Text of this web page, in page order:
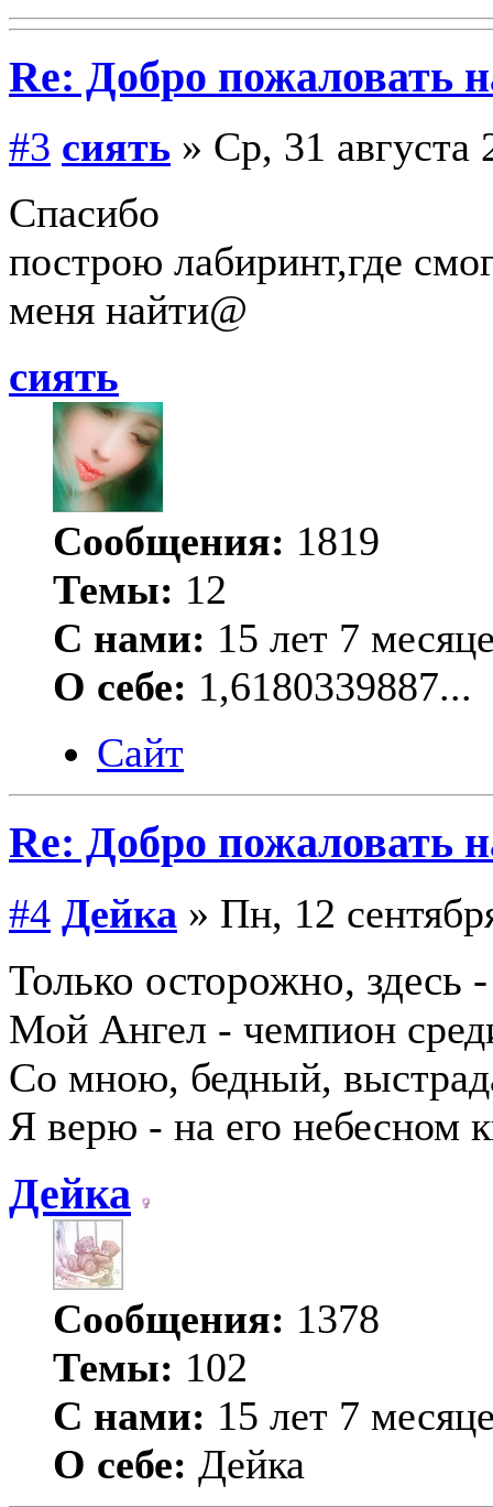
Re: Добро пожаловать
#3 сиять » Ср, 31 августа
Спасибо
построю лабиринт,где
меня найти@
сиять
Сообщения: 1819
Темы: 12
С нами: 15 лет 7
О себе: 1,6180339887...
Сайт
Re: Добро пожаловать
#4 Дейка » Пн, 12
Только осторожно, здесь
Мой Ангел - чемпион
Со мною, бедный,
Я верю - на его небесном
Дейка
Сообщения: 1378
Темы: 102
С нами: 15 лет 7
О себе: Дейка